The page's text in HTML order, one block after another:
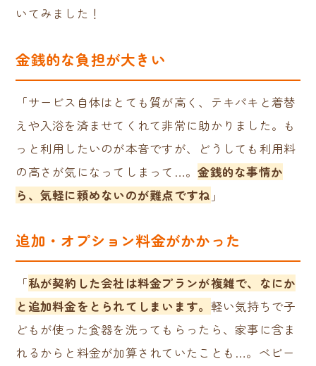
いてみました！
金銭的な負担が大きい
「サービス自体はとても質が高く、テキパキと着替
えや入浴を済ませてくれて非常に助かりました。も
っと利用したいのが本音ですが、どうしても利用料
の高さが気になってしまって…。金銭的な事情か
ら、気軽に頼めないのが難点ですね 」
追加・オプション料金がかかった
「私が契約した会社は料金プランが複雑で、なにか
と追加料金をとられてしまいます。 軽い気持ちで子
どもが使った食器を洗ってもらったら、家事に含ま
れるからと料金が加算されていたことも…。ベビー